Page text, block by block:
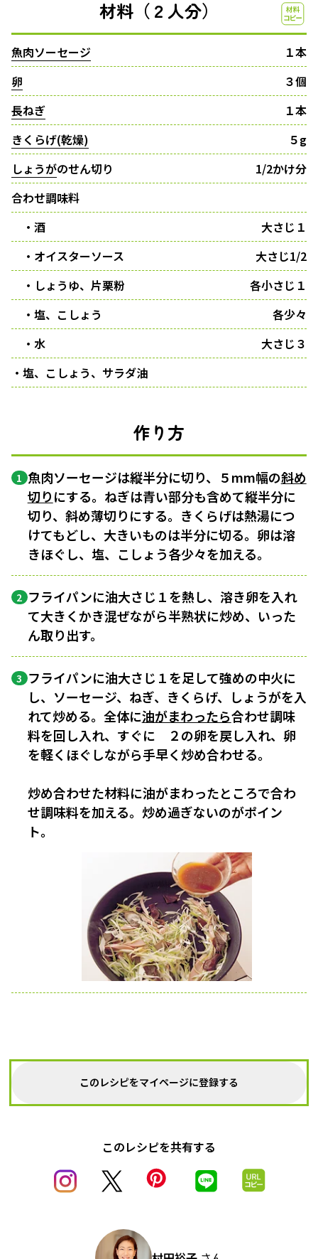
材料（２人分）
魚肉ソーセージ
１本
卵
３個
長ねぎ
１本
きくらげ(乾燥)
５g
しょうがのせん切り
1/2かけ分
合わせ調味料
・酒
大さじ１
・オイスターソース
大さじ1/2
・しょうゆ、片栗粉
各小さじ１
・塩、こしょう
各少々
・水
大さじ３
・塩、こしょう、サラダ油
作り方
1 魚肉ソーセージは縦半分に切り、５mm幅の斜め
切りにする。ねぎは青い部分も含めて縦半分に
切り、斜め薄切りにする。きくらげは熱湯につ
けてもどし、大きいものは半分に切る。卵は溶
きほぐし、塩、こしょう各少々を加える。
2 フライパンに油大さじ１を熱し、溶き卵を入れ
て大きくかき混ぜながら半熟状に炒め、いった
ん取り出す。
3 フライパンに油大さじ１を足して強めの中火に
し、ソーセージ、ねぎ、きくらげ、しょうがを入
れて炒める。全体に油がまわったら合わせ調味
料を回し入れ、すぐに ２の卵を戻し入れ、卵
を軽くほぐしながら手早く炒め合わせる。
炒め合わせた材料に油がまわったところで合わ
せ調味料を加える。炒め過ぎないのがポイン
ト。
このレシピをマイページに登録する
このレシピを共有する